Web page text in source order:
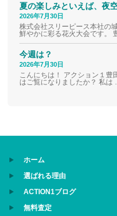
夏の楽しみといえば、夜
2026年7月30日
株式会社スリーピース本社の
鮮やかに彩る花火大会です。
今週は？
2026年7月30日
こんにちは！ アクション１豊
はご覧になりましたか？ 私は
ホーム
選ばれる理由
ACTION1ブログ
無料査定